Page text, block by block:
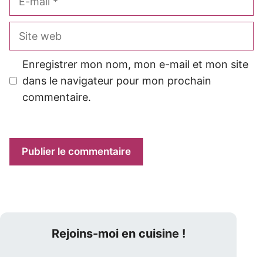
Site
Enregistrer mon nom, mon e-mail et mon site
dans le navigateur pour mon prochain
commentaire.
Rejoins-moi en cuisine !